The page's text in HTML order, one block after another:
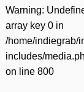
Warning:
array key 0 in
/home/indiegrab/
includes/
on line 800